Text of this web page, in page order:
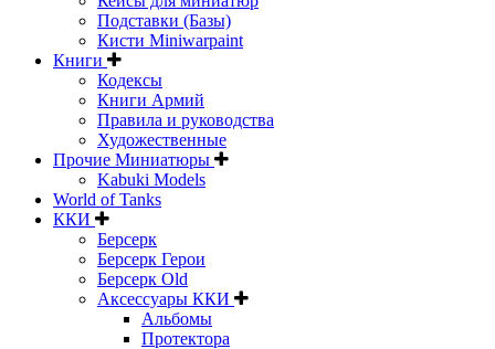
Подставки (Базы)
Кисти Miniwarpaint
Книги
Кодексы
Книги Армий
Правила и руководства
Художественные
Прочие Миниатюры
Kabuki Models
World of Tanks
ККИ
Берсерк
Берсерк Герои
Берсерк Old
Аксессуары ККИ
Альбомы
Протектора